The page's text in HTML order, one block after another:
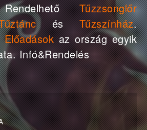
RendelhetőTűzzsonglőr
ésTűzszínház.
Előadásokaz ország egyik
Infó&Rendelés